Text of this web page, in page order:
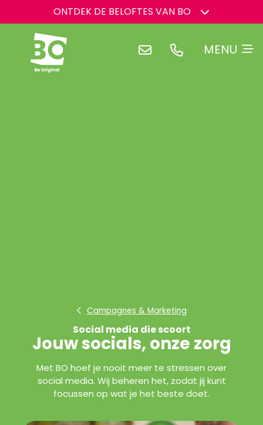
ONTDEK DE BELOFTES VAN BO
Campagnes & Marketing
Social media die scoort
Jouw socials, onze zorg
Met BO hoef je nooit meer te stressen over
social media. Wij beheren het, zodat jij kunt
focussen op wat je het beste doet.